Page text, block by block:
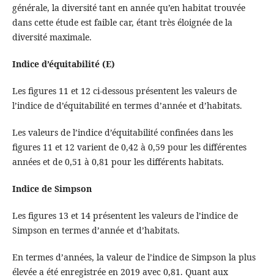
générale, la diversité tant en année qu’en habitat trouvée
dans cette étude est faible car, étant très éloignée de la
diversité maximale.
Indice d’équitabilité (E)
Les figures 11 et 12 ci-dessous présentent les valeurs de
l’indice de d’équitabilité en termes d’année et d’habitats.
Les valeurs de l’indice d’équitabilité confinées dans les
figures 11 et 12 varient de 0,42 à 0,59 pour les différentes
années et de 0,51 à 0,81 pour les différents habitats.
Indice de Simpson
Les figures 13 et 14 présentent les valeurs de l’indice de
Simpson en termes d’année et d’habitats.
En termes d’années, la valeur de l’indice de Simpson la plus
élevée a été enregistrée en 2019 avec 0,81. Quant aux